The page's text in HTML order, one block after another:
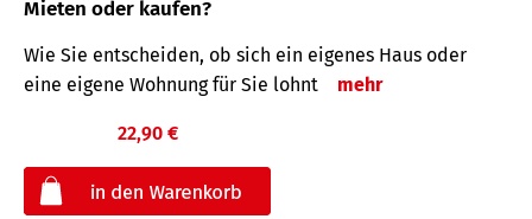
Mieten oder kaufen?
Wie Sie entscheiden, ob sich ein eigenes Haus oder
eine eigene Wohnung für Sie lohnt
mehr
22,90 €